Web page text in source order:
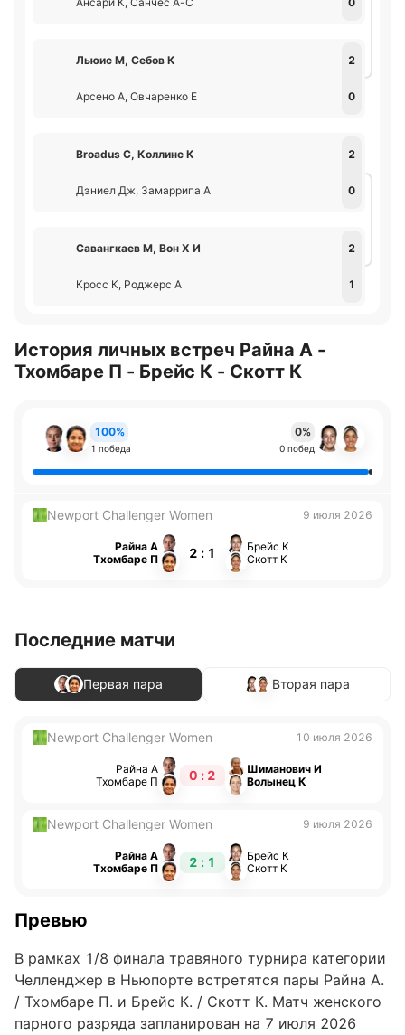
Льюис М, Себов К 2
Арсено А, Овчаренко Е 0
Broadus С, Коллинс К 2
Дэниел Дж, Замаррипа А 0
Савангкаев М, Вон Х И 2
Кросс К, Роджерс А 1
История личных встреч Райна А -
Тхомбаре П - Брейс К - Скотт К
100%
1 победа
0%
0 побед
Newport Challenger Women 9 июля 2026
Райна А
Тхомбаре П
2 : 1
Брейс К
Скотт К
Последние матчи
Первая пара Вторая пара
Newport Challenger Women 10 июля 2026
Райна А
Тхомбаре П
0 : 2
Шиманович И
Волынец К
Newport Challenger Women 9 июля 2026
Райна А
Тхомбаре П
2 : 1
Брейс К
Скотт К
Превью
В рамках 1/8 финала травяного турнира категории
Челленджер в Ньюпорте встретятся пары Райна А.
/ Тхомбаре П. и Брейс К. / Скотт К. Матч женского
парного разряда запланирован на 7 июля 2026